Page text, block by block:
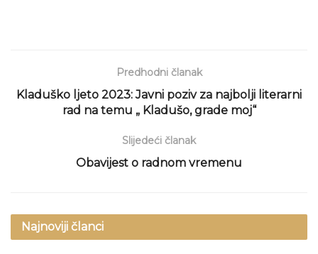
Predhodni članak
Kladuško ljeto 2023: Javni poziv za najbolji literarni
rad na temu „ Kladušo, grade moj“
Slijedeći članak
Obavijest o radnom vremenu
Najnoviji članci